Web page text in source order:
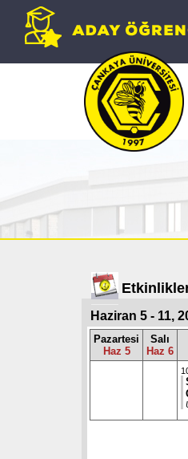
Haziran 5 - 11,
Pazartesi
Haz 5
Salı
Haz 6